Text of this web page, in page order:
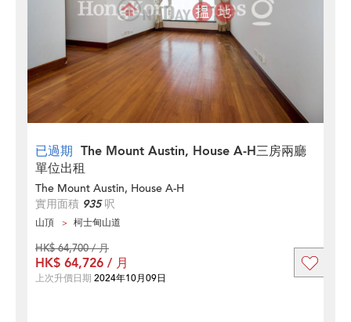
已過期 The Mount Austin, House A-H三房兩廳
單位出租
The Mount Austin, House A-H
實用面積 935呎
山頂 柯士甸山道
HK$ 64,700 / 月
HK$ 64,726 / 月
上次升價日期 2024年10月09日